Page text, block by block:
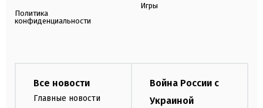
Политика
конфиденциальности
Игры
Все новости
Главные новости
Война России с
Украиной